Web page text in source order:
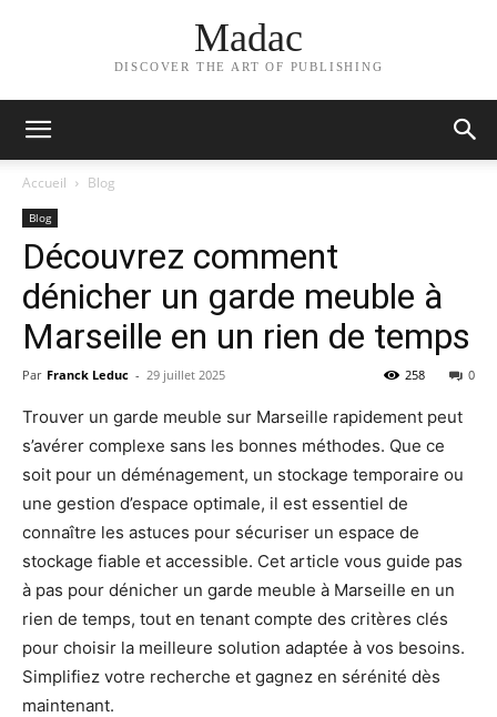
Madac
DISCOVER THE ART OF PUBLISHING
Accueil Blog
Blog
Découvrez comment
dénicher un garde meuble à
Marseille en un rien de temps
Par Franck Leduc - 29 juillet 2025 0
258
Trouver un garde meuble sur Marseille rapidement peut
s’avérer complexe sans les bonnes méthodes. Que ce
soit pour un déménagement, un stockage temporaire ou
une gestion d’espace optimale, il est essentiel de
connaître les astuces pour sécuriser un espace de
stockage fiable et accessible. Cet article vous guide pas
à pas pour dénicher un garde meuble à Marseille en un
rien de temps, tout en tenant compte des critères clés
pour choisir la meilleure solution adaptée à vos besoins.
Simplifiez votre recherche et gagnez en sérénité dès
maintenant.